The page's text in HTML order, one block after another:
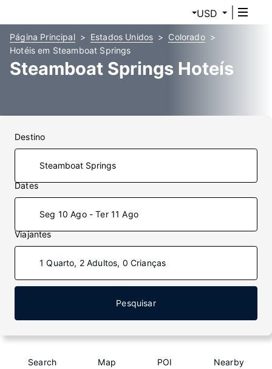
USD
Página Principal Estados Unidos
Colorado
Hotéis em Steamboat Springs
Steamboat Springs Hoteís
Destino
Dates
Seg 10 Ago - Ter 11 Ago
Viajantes
1 Quarto, 2 Adultos, 0 Crianças
Pesquisar
Search Map POI Nearby